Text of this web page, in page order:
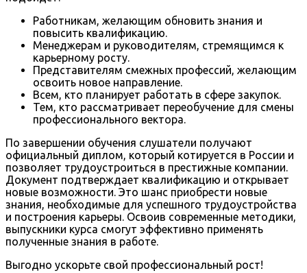
Работникам, желающим обновить знания и
повысить квалификацию.
Менеджерам и руководителям, стремящимся к
карьерному росту.
Представителям смежных профессий, желающим
освоить новое направление.
Всем, кто планирует работать в сфере закупок.
Тем, кто рассматривает переобучение для смены
профессионального вектора.
По завершении обучения слушатели получают
официальный диплом, который котируется в России и
позволяет трудоустроиться в престижные компании.
Документ подтверждает квалификацию и открывает
новые возможности. Это шанс приобрести новые
знания, необходимые для успешного трудоустройства
и построения карьеры. Освоив современные методики,
выпускники курса смогут эффективно применять
полученные знания в работе.
Выгодно ускорьте свой профессиональный рост!